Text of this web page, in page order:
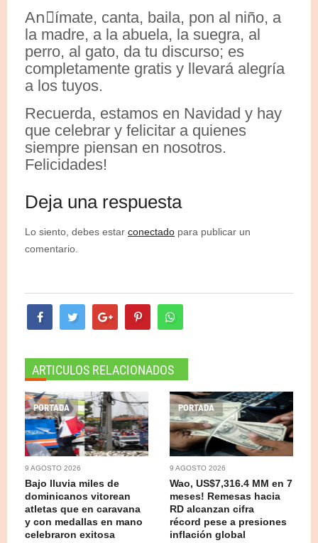
Anٌímate, canta, baila, pon al niño, a
la madre, a la abuela, la suegra, al
perro, al gato, da tu discurso; es
completamente gratis y llevará alegría
a los tuyos.
Recuerda, estamos en Navidad y hay
que celebrar y felicitar a quienes
siempre piensan en nosotros.
Felicidades!
Deja una respuesta
Lo siento, debes estar conectado para publicar un
comentario.
ARTICULOS RELACIONADOS
PORTADA
9 AGOSTO 2026
Bajo lluvia miles de
dominicanos vitorean
atletas que en caravana
y con medallas en mano
celebraron exitosa
PORTADA
9 AGOSTO 2026
Wao, US$7,316.4 MM en 7
meses! Remesas hacia
RD alcanzan cifra
récord pese a presiones
inflación global